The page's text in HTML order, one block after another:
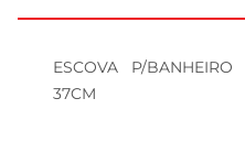
ESCOVA P/
37CM